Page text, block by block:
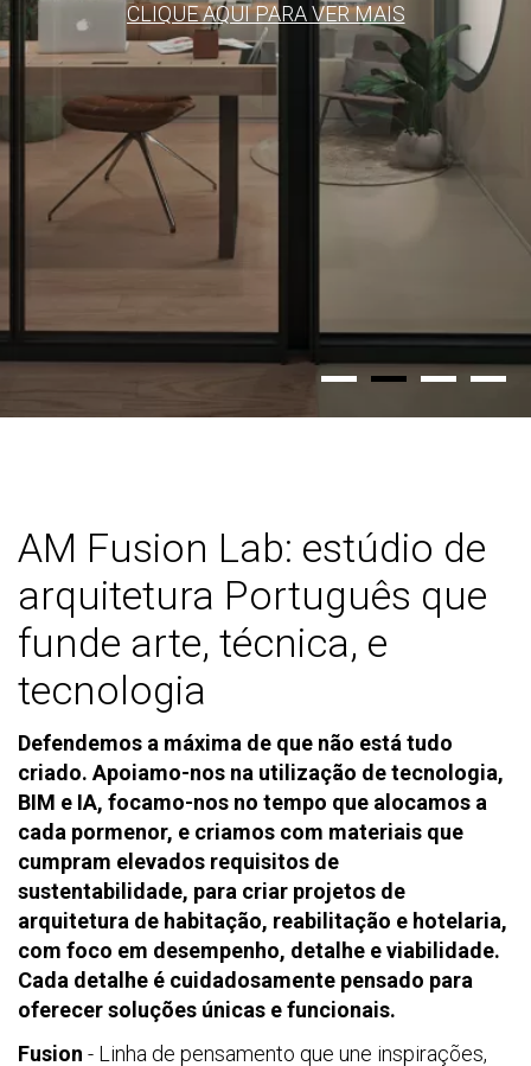
CLIQUE AQUI PARA VER MAIS
AM Fusion Lab: estúdio de
arquitetura Português que
funde arte, técnica, e
tecnologia
Defendemos a máxima de que não está tudo
criado. Apoiamo-nos na utilização de tecnologia,
BIM e IA, focamo-nos no tempo que alocamos a
cada pormenor, e criamos com materiais que
cumpram elevados requisitos de
sustentabilidade, para criar projetos de
arquitetura de habitação, reabilitação e hotelaria,
com foco em desempenho, detalhe e viabilidade.
Cada detalhe é cuidadosamente pensado para
oferecer soluções únicas e funcionais.
Fusion - Linha de pensamento que une inspirações,